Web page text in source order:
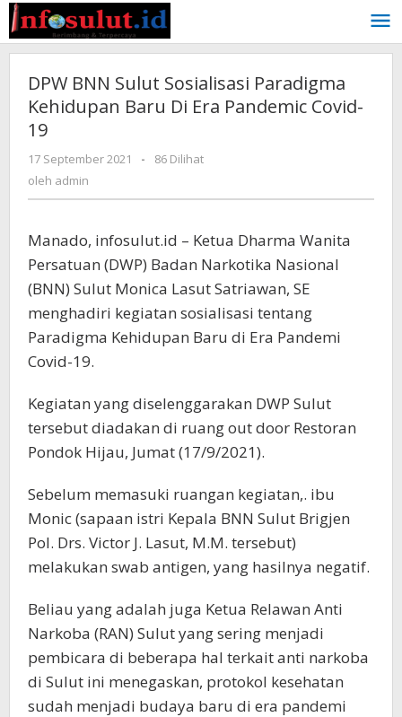
Lewati
ke
konten
DPW BNN Sulut Sosialisasi Paradigma
Kehidupan Baru Di Era Pandemic Covid-
19
17 September 2021
oleh
-
86 Dilihat
oleh admin
Manado, infosulut.id – Ketua Dharma Wanita
Persatuan (DWP) Badan Narkotika Nasional
(BNN) Sulut Monica Lasut Satriawan, SE
menghadiri kegiatan sosialisasi tentang
Paradigma Kehidupan Baru di Era Pandemi
Covid-19.
Kegiatan yang diselenggarakan DWP Sulut
tersebut diadakan di ruang out door Restoran
Pondok Hijau, Jumat (17/9/2021).
Sebelum memasuki ruangan kegiatan,. ibu
Monic (sapaan istri Kepala BNN Sulut Brigjen
Pol. Drs. Victor J. Lasut, M.M. tersebut)
melakukan swab antigen, yang hasilnya negatif.
Beliau yang adalah juga Ketua Relawan Anti
Narkoba (RAN) Sulut yang sering menjadi
pembicara di beberapa hal terkait anti narkoba
di Sulut ini menegaskan, protokol kesehatan
sudah menjadi budaya baru di era pandemi